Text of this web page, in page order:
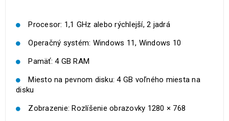
Procesor: 1,1 GHz alebo rýchlejší, 2 jadrá
Operačný systém: Windows 11, Windows 10
Pamäť: 4 GB RAM
Miesto na pevnom disku: 4 GB voľného miesta na
disku
Zobrazenie: Rozlíšenie obrazovky 1280 × 768